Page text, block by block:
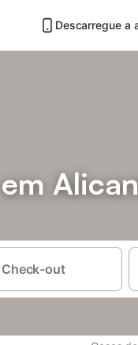
Descarregue a
Check-out